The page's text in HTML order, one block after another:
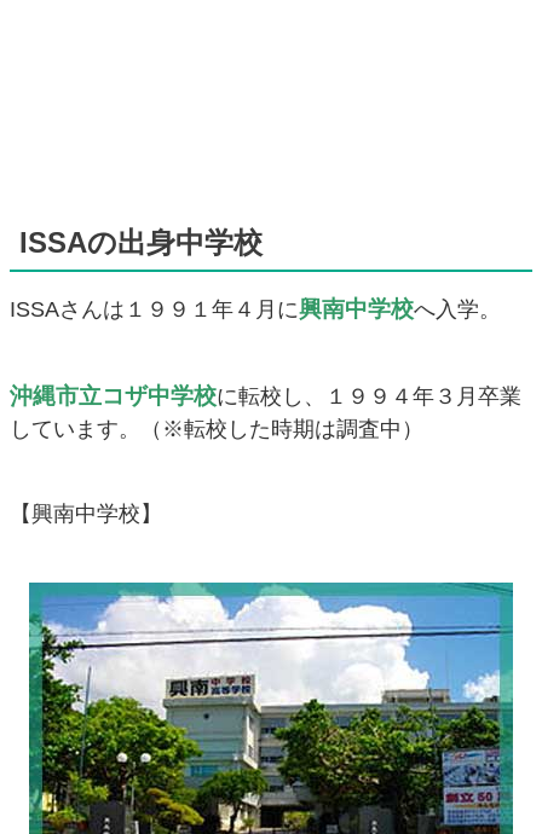
ISSAの出身中学校
ISSAさんは１９９１年４月に興南中学校へ入学。
沖縄市立コザ中学校に転校し、１９９４年３月卒業
しています。（※転校した時期は調査中）
【興南中学校】